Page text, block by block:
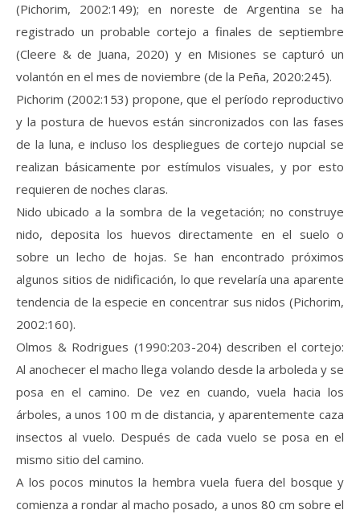
(Pichorim, 2002:149); en noreste de Argentina se ha
registrado un probable cortejo a finales de septiembre
(Cleere & de Juana, 2020) y en Misiones se capturó un
volantón en el mes de noviembre (de la Peña, 2020:245).
Pichorim (2002:153) propone, que el período reproductivo
y la postura de huevos están sincronizados con las fases
de la luna, e incluso los despliegues de cortejo nupcial se
realizan básicamente por estímulos visuales, y por esto
requieren de noches claras.
Nido ubicado a la sombra de la vegetación; no construye
nido, deposita los huevos directamente en el suelo o
sobre un lecho de hojas. Se han encontrado próximos
algunos sitios de nidificación, lo que revelaría una aparente
tendencia de la especie en concentrar sus nidos (Pichorim,
2002:160).
Olmos & Rodrigues (1990:203-204) describen el cortejo:
Al anochecer el macho llega volando desde la arboleda y se
posa en el camino. De vez en cuando, vuela hacia los
árboles, a unos 100 m de distancia, y aparentemente caza
insectos al vuelo. Después de cada vuelo se posa en el
mismo sitio del camino.
A los pocos minutos la hembra vuela fuera del bosque y
comienza a rondar al macho posado, a unos 80 cm sobre el